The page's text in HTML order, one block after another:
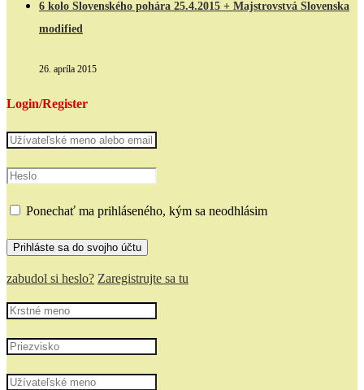
6 kolo Slovenského pohára 25.4.2015 + Majstrovstvá Slovenska
modified
26. apríla 2015
Login/Register
Ponechať ma prihláseného, kým sa neodhlásim
zabudol si heslo? Zaregistrujte sa tu